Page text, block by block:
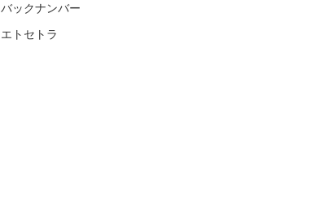
バックナンバー
エトセトラ